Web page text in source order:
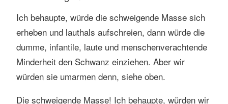
Ich behaupte, würde die schweigende Masse sich
erheben und lauthals aufschreien, dann würde die
dumme, infantile, laute und menschenverachtende
Minderheit den Schwanz einziehen. Aber wir
würden sie umarmen denn, siehe oben.
Die schweigende Masse! Ich behaupte, würden wir